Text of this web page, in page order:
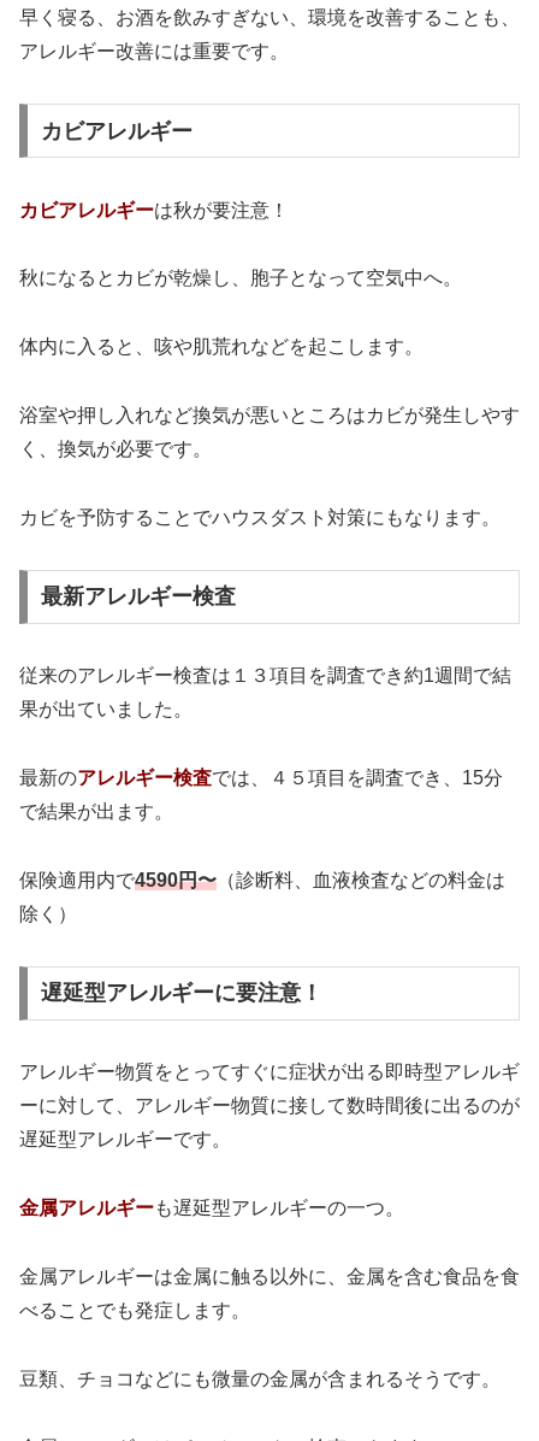
早く寝る、お酒を飲みすぎない、環境を改善することも、
アレルギー改善には重要です。
カビアレルギー
カビアレルギーは秋が要注意！
秋になるとカビが乾燥し、胞子となって空気中へ。
体内に入ると、咳や肌荒れなどを起こします。
浴室や押し入れなど換気が悪いところはカビが発生しやす
く、換気が必要です。
カビを予防することでハウスダスト対策にもなります。
最新アレルギー検査
従来のアレルギー検査は１３項目を調査でき約1週間で結
果が出ていました。
最新のアレルギー検査では、４５項目を調査でき、15分
で結果が出ます。
保険適用内で4590円〜 （診断料、血液検査などの料金は
除く）
遅延型アレルギーに要注意！
アレルギー物質をとってすぐに症状が出る即時型アレルギ
ーに対して、アレルギー物質に接して数時間後に出るのが
遅延型アレルギーです。
金属アレルギーも遅延型アレルギーの一つ。
金属アレルギーは金属に触る以外に、金属を含む食品を食
べることでも発症します。
豆類、チョコなどにも微量の金属が含まれるそうです。